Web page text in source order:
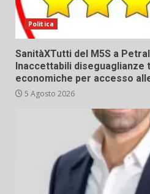
Politica
SanitàXTutti del M5S a
Inaccettabili
economiche per accesso
5 Agosto 2026